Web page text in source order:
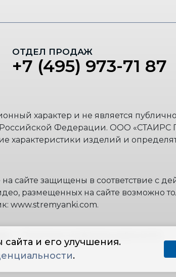
и его улучшения.
.
ОТДЕЛ ПРОДАЖ
+7 (495) 973-71 87
характер и не является
Федерации. ООО «СТАИРС
характеристики изделий и
сайте защищены в соответствие с
размещенных на сайте возможно
www.stremyanki.com.